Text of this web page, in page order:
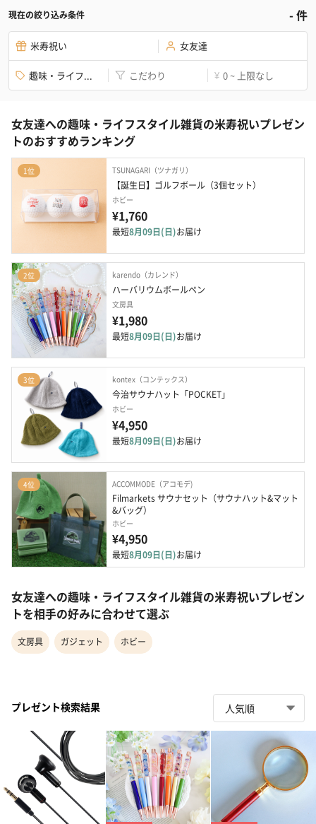
現在の絞り込み条件 -件
米寿祝い 女友達
趣味・ライフ... こだわり ¥ 0 ~ 上限なし
女友達への趣味・ライフスタイル雑貨の米寿祝いプレゼン
トのおすすめランキング
1位 TSUNAGARI（ツナガリ）
【誕生日】ゴルフボール（3個セット）
ホビー
¥1,760
最短8月09日(日)お届け
2位 karendo（カレンド）
ハーバリウムボールペン
文房具
¥1,980
最短8月09日(日)お届け
3位 kontex（コンテックス）
今治サウナハット「POCKET」
ホビー
¥4,950
最短8月09日(日)お届け
4位 ACCOMMODE（アコモデ)
Filmarkets サウナセット（サウナハット&マット
&バッグ）
ホビー
¥4,950
最短8月09日(日)お届け
女友達への趣味・ライフスタイル雑貨の米寿祝いプレゼン
トを相手の好みに合わせて選ぶ
文房具 ガジェット ホビー
プレゼント検索結果